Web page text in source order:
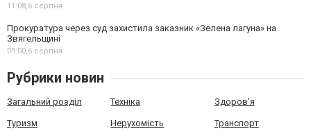
11:08, 6 серпня
Прокуратура через суд захистила заказник «Зелена лагуна» на
Звягельщині
09:00, 6 серпня
Рубрики новин
Загальний розділ Техніка Здоров'я
Туризм Нерухомість Транспорт